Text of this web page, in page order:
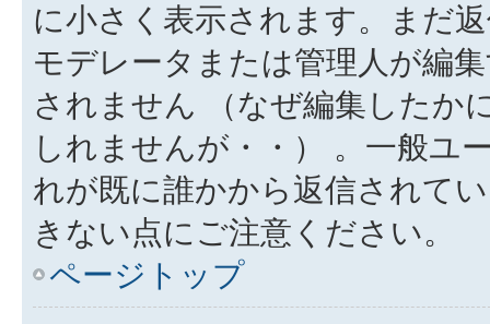
に小さく表示されます。まだ
モデレータまたは管理人が編
されません （なぜ編集したか
しれませんが・・） 。一般ユ
れが既に誰かから返信されて
きない点にご注意ください。
ページトップ